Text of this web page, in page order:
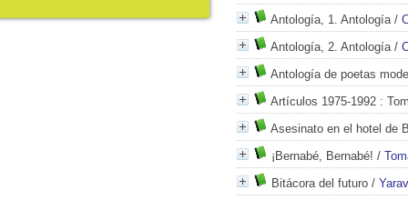
Antología, 1. Antología/
Antología, 2. Antología/
Antología de poetas
Artículos 1975-1992 :
Asesinato en el hotel de
¡Bernabé, Bernabé! /
Bitácora del futuro /